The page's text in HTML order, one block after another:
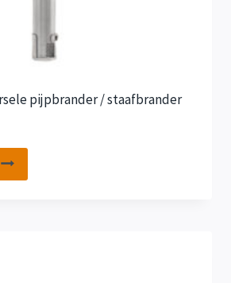
pijpbrander / staafbrander